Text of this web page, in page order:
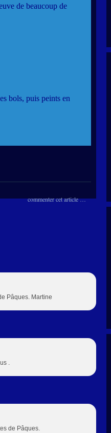
de beaucoup de
bols, puis peints en
commenter cet article…
Pâques. Martine
.
de Pâques.